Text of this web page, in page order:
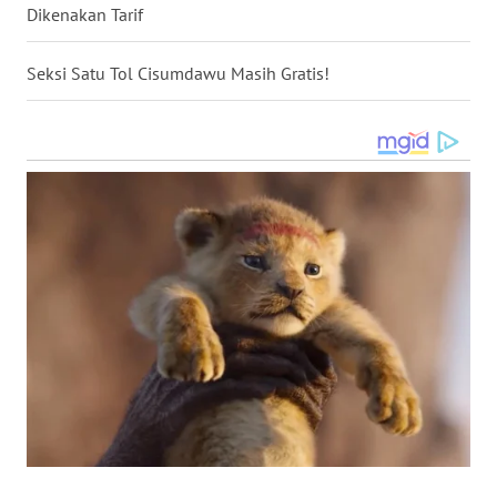
Dikenakan Tarif
Seksi Satu Tol Cisumdawu Masih Gratis!
WN